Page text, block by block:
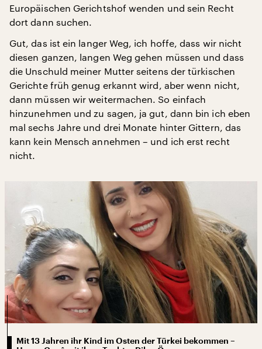
Europäischen Gerichtshof wenden und sein Recht
dort dann suchen.
Gut, das ist ein langer Weg, ich hoffe, dass wir nicht
diesen ganzen, langen Weg gehen müssen und dass
die Unschuld meiner Mutter seitens der türkischen
Gerichte früh genug erkannt wird, aber wenn nicht,
dann müssen wir weitermachen. So einfach
hinzunehmen und zu sagen, ja gut, dann bin ich eben
mal sechs Jahre und drei Monate hinter Gittern, das
kann kein Mensch annehmen – und ich erst recht
nicht.
Mit 13 Jahren ihr Kind im Osten der Türkei bekommen –